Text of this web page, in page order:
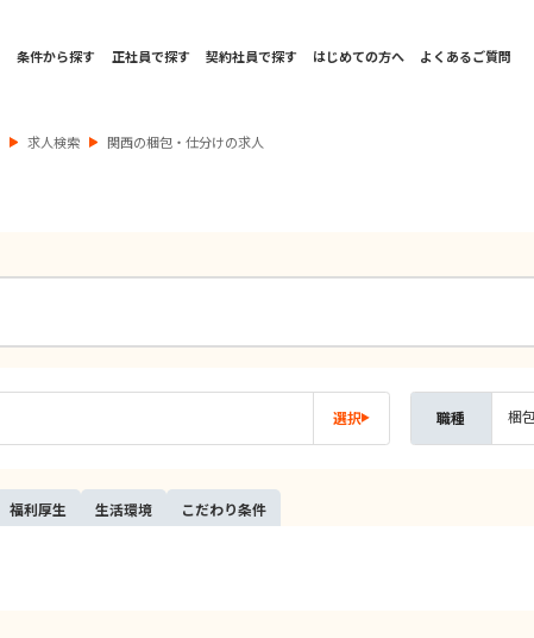
条件から探す 正社員で探す 契約社員で探す はじめての方へ よくあるご質問
求人検索 関西の梱包・仕分けの求人
選択 職種 梱
福利厚生 生活環境 こだわり条件